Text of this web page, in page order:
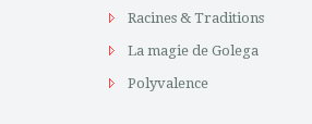
Racines & Traditions
La magie de Golega
Polyvalence